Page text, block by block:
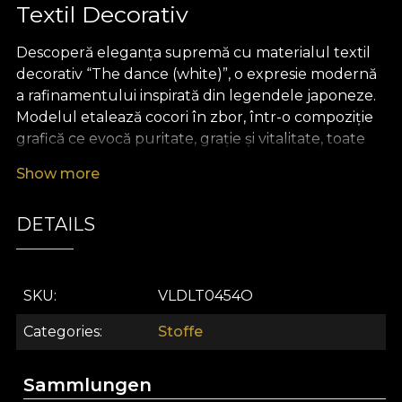
Textil Decorativ
Descoperă eleganța supremă cu materialul textil
decorativ “The dance (white)”, o expresie modernă
a rafinamentului inspirată din legendele japoneze.
Modelul etalează cocori în zbor, într-o compoziție
grafică ce evocă puritate, grație și vitalitate, toate
Cromatica delicată, cu accente subtile și nuanțe vii,
inspirație, aducând în decor acea armonie ce
redefinește luxul contemporan.
remarcabilă. Fie că alegi să-l folosești pentru
draperii care filtrează lumina cu eleganță, pentru
tapițarea unui fotoliu de accent sau pentru perne
“The dance (white)” este alegerea ideală. Creează
Show more
DETAILS
SKU VLDLT0454O
Categories Stoffe
Sammlungen